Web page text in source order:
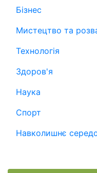
Бізнес
Мистецтво та
Технологія
Здоров'я
Наука
Спорт
Навколишнє